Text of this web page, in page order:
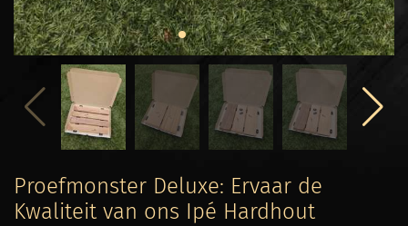
Proefmonster Deluxe: Ervaar de
Kwaliteit van ons Ipé Hardhout